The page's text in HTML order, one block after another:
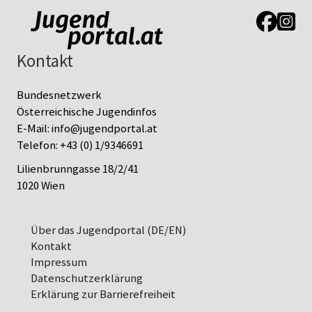
Link zur
Link
Kontakt
Bundesnetzwerk
Österreichische Jugendinfos
E-Mail:info@jugendportal.at
Telefon:+43 (0) 1/9346691
Lilienbrunngasse 18/2/41
1020 Wien
Über das Jugendportal (DE/EN)
Kontakt
Impressum
Datenschutz­erklärung
Erklärung zur Barrierefreiheit